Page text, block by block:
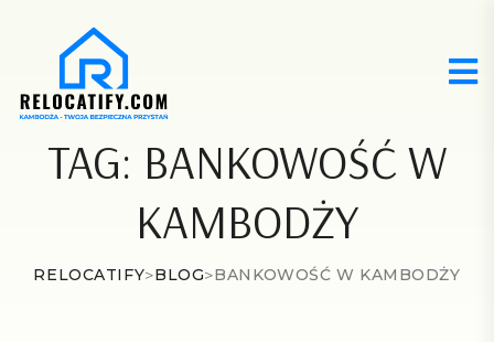
TAG: BANKOWOŚĆ W
KAMBODŻY
RELOCATIFY>BLOG>BANKOWOŚĆ W KAMBODŻY